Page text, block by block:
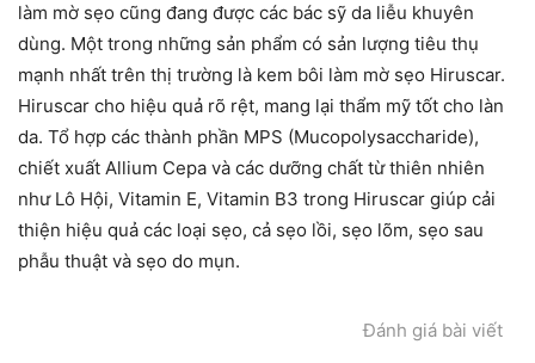
làm mờ sẹo cũng đang được các bác sỹ da liễu khuyên
dùng. Một trong những sản phẩm có sản lượng tiêu thụ
mạnh nhất trên thị trường là kem bôi làm mờ sẹo Hiruscar.
Hiruscar cho hiệu quả rõ rệt, mang lại thẩm mỹ tốt cho làn
da. Tổ hợp các thành phần MPS (Mucopolysaccharide),
chiết xuất Allium Cepa và các dưỡng chất từ thiên nhiên
như Lô Hội, Vitamin E, Vitamin B3 trong Hiruscar giúp cải
thiện hiệu quả các loại sẹo, cả sẹo lồi, sẹo lõm, sẹo sau
phẫu thuật và sẹo do mụn.
Đánh giá bài viết